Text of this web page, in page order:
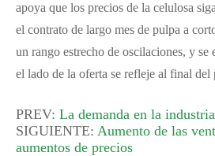
apoya que los precios de la celulosa
el contrato de largo mes de pulpa a
un rango estrecho de oscilaciones, y se
el lado de la oferta se refleje al final del
PREV: La demanda en la
SIGUIENTE: Aumento de las
aumentos de precios